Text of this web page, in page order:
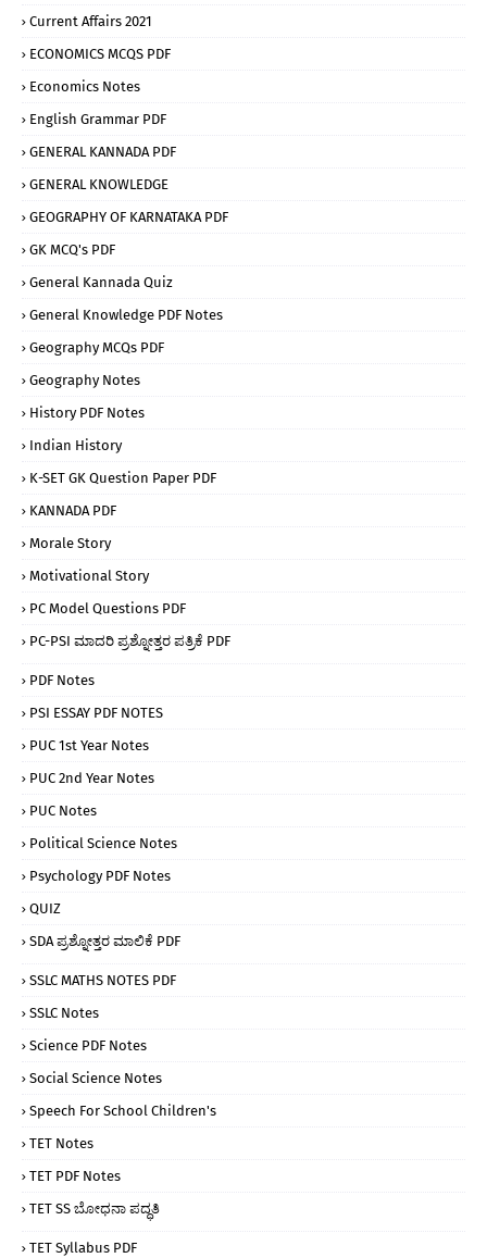
Current Affairs 2021
ECONOMICS MCQS PDF
Economics Notes
English Grammar PDF
GENERAL KANNADA PDF
GENERAL KNOWLEDGE
GEOGRAPHY OF KARNATAKA PDF
GK MCQ's PDF
General Kannada Quiz
General Knowledge PDF Notes
Geography MCQs PDF
Geography Notes
History PDF Notes
Indian History
K-SET GK Question Paper PDF
KANNADA PDF
Morale Story
Motivational Story
PC Model Questions PDF
PC-PSI ಮಾದರಿ ಪ್ರಶ್ನೋತ್ತರ ಪತ್ರಿಕೆ PDF
PDF Notes
PSI ESSAY PDF NOTES
PUC 1st Year Notes
PUC 2nd Year Notes
PUC Notes
Political Science Notes
Psychology PDF Notes
QUIZ
SDA ಪ್ರಶ್ನೋತ್ತರ ಮಾಲಿಕೆ PDF
SSLC MATHS NOTES PDF
SSLC Notes
Science PDF Notes
Social Science Notes
Speech For School Children's
TET Notes
TET PDF Notes
TET SS ಬೋಧನಾ ಪದ್ಧತಿ
TET Syllabus PDF